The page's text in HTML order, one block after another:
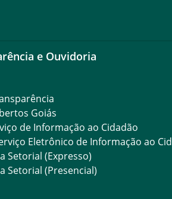
e Ouvidoria
Goiás
de Informação ao Cidadão
Eletrônico de Informação ao
Setorial (Expresso)
Setorial (Presencial)